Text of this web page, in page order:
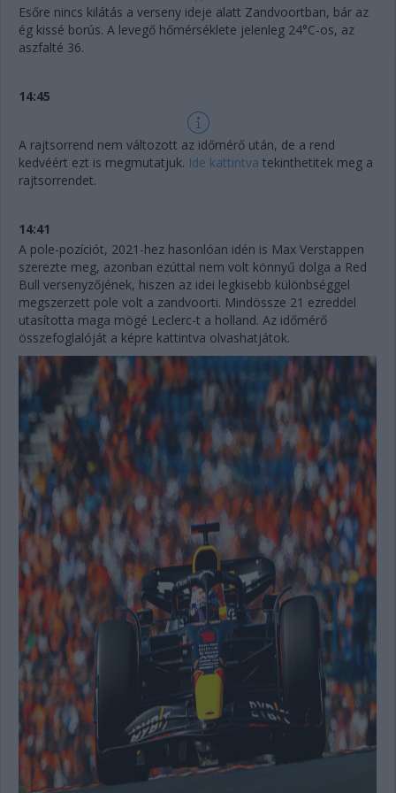
Esőre nincs kilátás a verseny ideje alatt Zandvoortban, bár az
ég kissé borús. A levegő hőmérséklete jelenleg 24°C-os, az
aszfalté 36.
14:45
A rajtsorrend nem változott az időmérő után, de a rend
kedvéért ezt is megmutatjuk. Ide kattintva tekinthetitek meg a
rajtsorrendet.
14:41
A pole-pozíciót, 2021-hez hasonlóan idén is Max Verstappen
szerezte meg, azonban ezúttal nem volt könnyű dolga a Red
Bull versenyzőjének, hiszen az idei legkisebb különbséggel
megszerzett pole volt a zandvoorti. Mindössze 21 ezreddel
utasította maga mögé Leclerc-t a holland. Az időmérő
összefoglalóját a képre kattintva olvashatjátok.